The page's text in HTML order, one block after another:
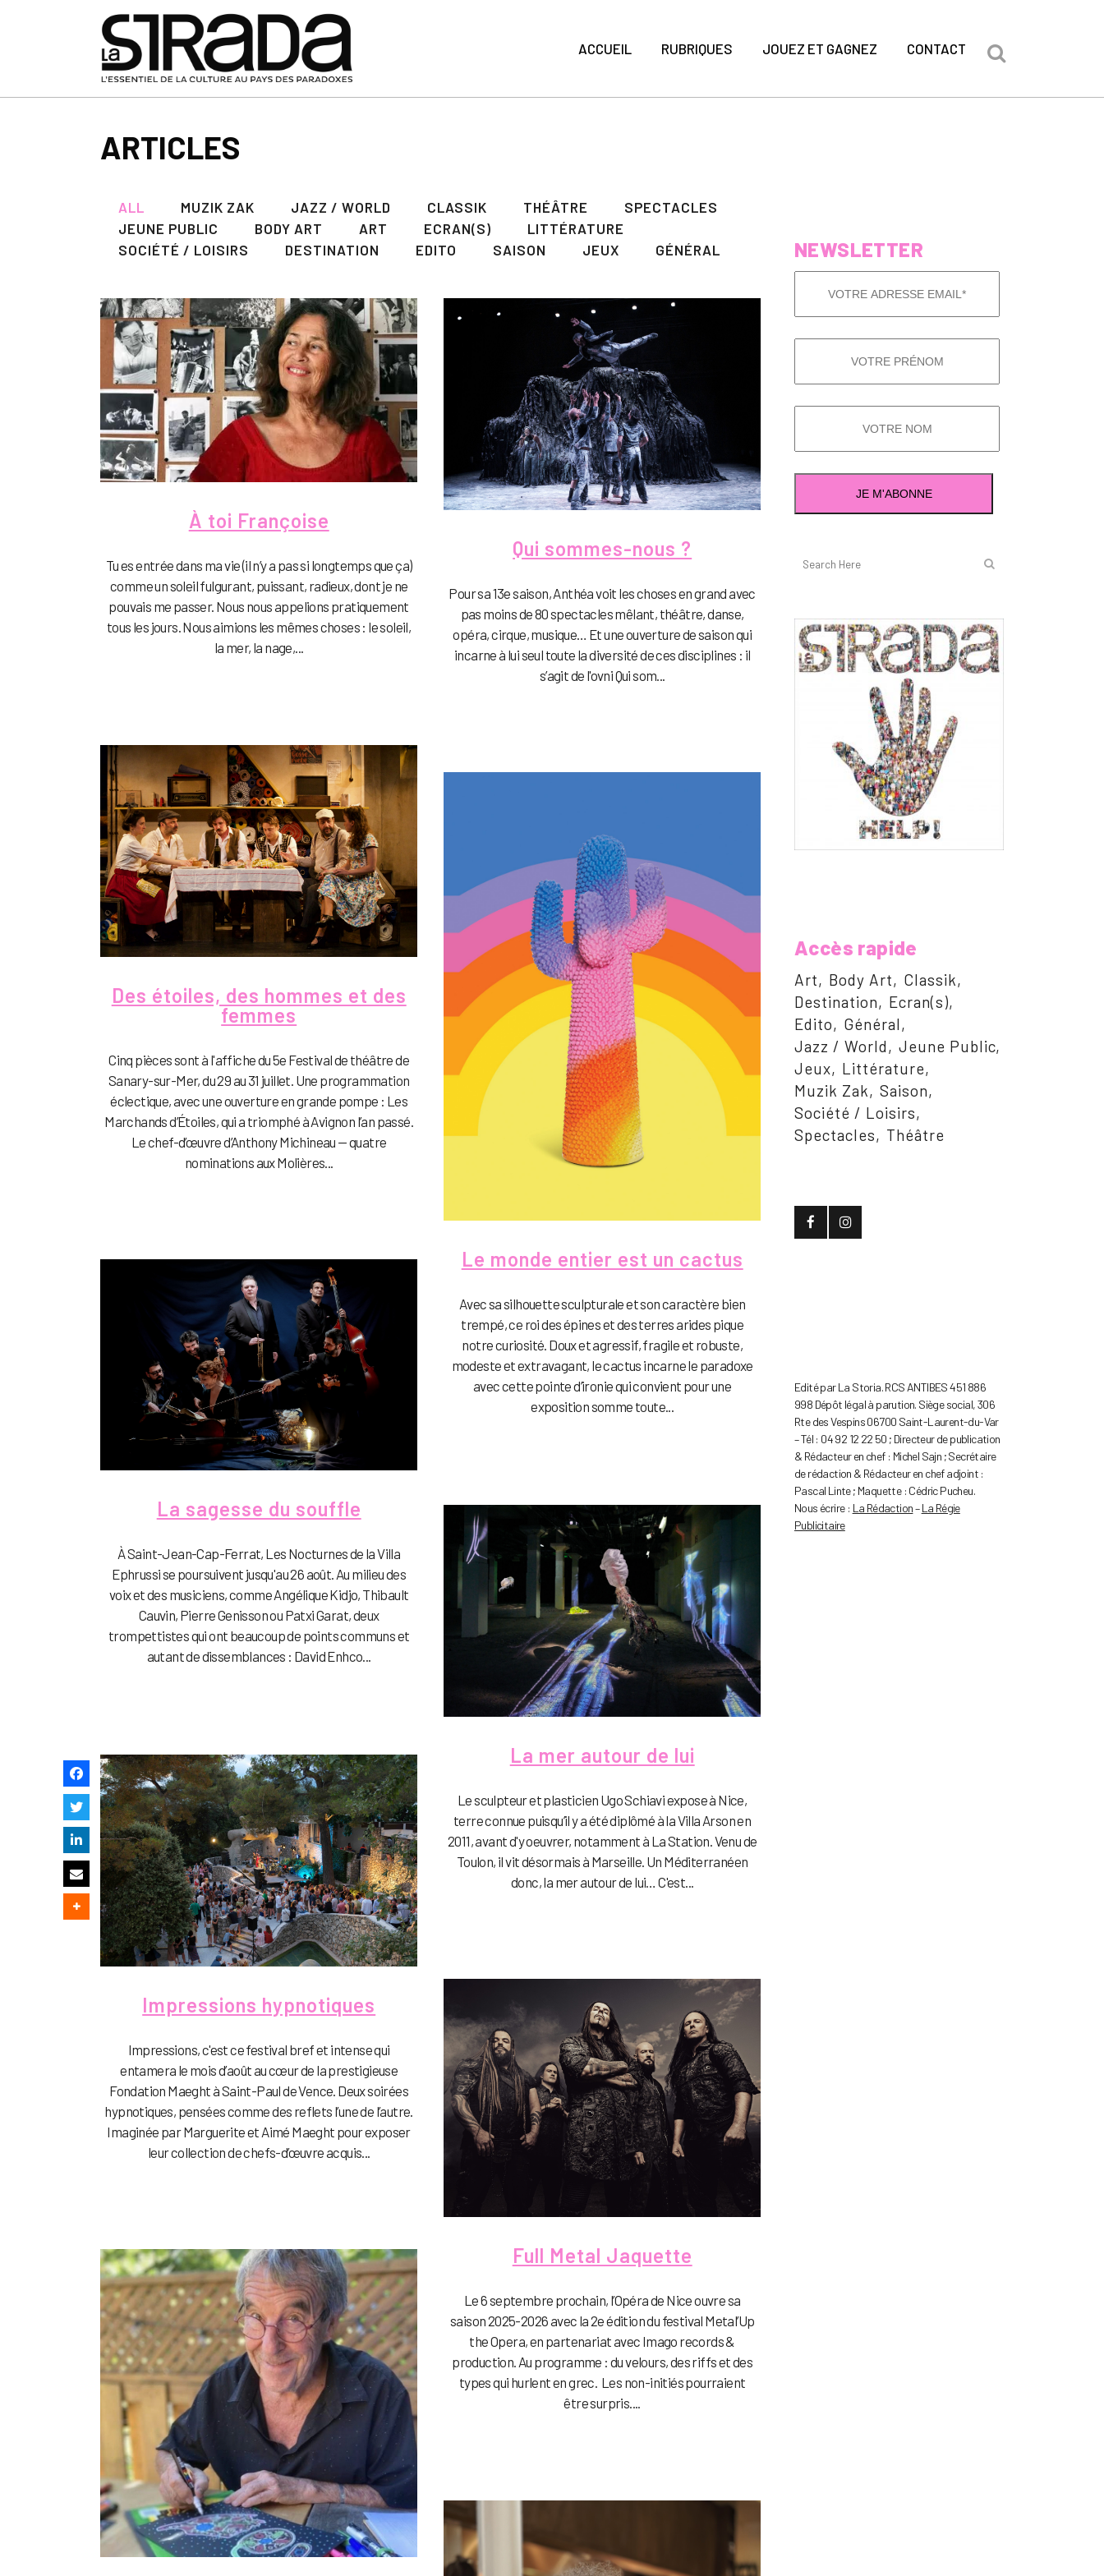
ACCUEIL RUBRIQUES JOUEZ ET GAGNEZ CONTACT
ARTICLES
ALL MUZIK ZAK JAZZ / WORLD CLASSIK THÉÂTRE
SPECTACLES
JEUNE PUBLIC
BODY ART ART ECRAN(S)
LITTÉRATURE
SOCIÉTÉ / LOISIRS
DESTINATION EDITO SAISON JEUX GÉNÉRAL
À toi Françoise
Tu es entrée dans ma vie (il n’y a pas si longtemps que ça)
comme un soleil fulgurant, puissant, radieux, dont je ne
pouvais me passer. Nous nous appelions pratiquement
tous les jours. Nous aimions les mêmes choses : le soleil,
la mer, la nage,...
Qui sommes-nous ?
Pour sa 13e saison, Anthéa voit les choses en grand avec
pas moins de 80 spectacles mêlant, théâtre, danse,
opéra, cirque, musique… Et une ouverture de saison qui
incarne à lui seul toute la diversité de ces disciplines : il
s’agit de l'ovni Qui som...
Des étoiles, des hommes et des
femmes
Cinq pièces sont à l'affiche du 5e Festival de théâtre de
Sanary-sur-Mer, du 29 au 31 juillet. Une programmation
éclectique, avec une ouverture en grande pompe : Les
Marchands d’Étoiles, qui a triomphé à Avignon l’an passé.
Le chef-d’œuvre d’Anthony Michineau — quatre
nominations aux Molières...
Le monde entier est un cactus
Avec sa silhouette sculpturale et son caractère bien
trempé, ce roi des épines et des terres arides pique
notre curiosité. Doux et agressif, fragile et robuste,
modeste et extravagant, le cactus incarne le paradoxe
avec cette pointe d’ironie qui convient pour une
exposition somme toute...
La sagesse du souffle
À Saint-Jean-Cap-Ferrat, Les Nocturnes de la Villa
Ephrussi se poursuivent jusqu'au 26 août. Au milieu des
voix et des musiciens, comme Angélique Kidjo, Thibault
Cauvin, Pierre Genisson ou Patxi Garat, deux
trompettistes qui ont beaucoup de points communs et
autant de dissemblances : David Enhco...
La mer autour de lui
Le sculpteur et plasticien Ugo Schiavi expose à Nice,
terre connue puisqu’il y a été diplômé à la Villa Arson en
2011, avant d'y oeuvrer, notamment à La Station. Venu de
Toulon, il vit désormais à Marseille. Un Méditerranéen
donc, la mer autour de lui… C'est...
Impressions hypnotiques
Impressions, c'est ce festival bref et intense qui
entamera le mois d’août au cœur de la prestigieuse
Fondation Maeght à Saint-Paul de Vence. Deux soirées
hypnotiques, pensées comme des reflets l’une de l’autre.
Imaginée par Marguerite et Aimé Maeght pour exposer
leur collection de chefs-d’œuvre acquis...
Full Metal Jaquette
Le 6 septembre prochain, l’Opéra de Nice ouvre sa
saison 2025-2026 avec la 2e édition du festival Metal’Up
the Opera, en partenariat avec Imago records &
production. Au programme : du velours, des riffs et des
types qui hurlent en grec. Les non-initiés pourraient
être surpris....
NEWSLETTER
Accès rapide
Art Body Art
Classik
Destination
Ecran(s)
Edito
Général
Jazz / World
Jeune Public
Jeux
Littérature
Muzik Zak
Saison
Société / Loisirs
Spectacles
Théâtre
Edité par La Storia. RCS ANTIBES 451 886
998 Dépôt légal à parution. Siège social, 306
Rte des Vespins 06700 Saint-Laurent-du-Var
– Tél : 04 92 12 22 50 ; Directeur de publication
& Rédacteur en chef : Michel Sajn ; Secrétaire
de rédaction & Rédacteur en chef adjoint :
Pascal Linte ; Maquette : Cédric Pucheu.
Nous écrire : La Rédaction–La Régie
Publicitaire